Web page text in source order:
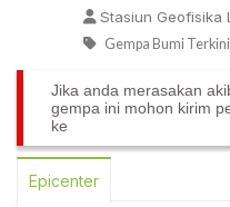
Stasiun Geofisika
Gempa Bumi Terkini
Jika anda merasakan
gempa ini mohon kirim
ke
Epicenter